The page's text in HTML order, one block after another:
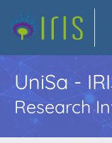
UniSa -
Research